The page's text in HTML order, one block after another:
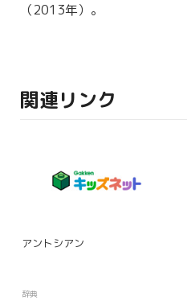
（2013年）。
関連リンク
アントシアン
辞典